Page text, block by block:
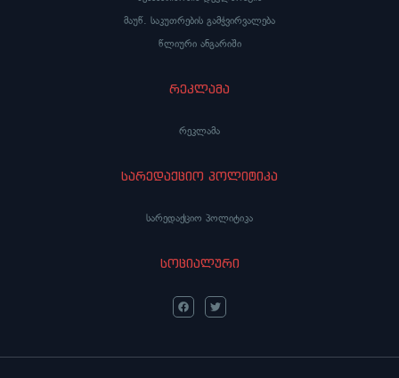
მაუწ. საკუთრების გამჭვირვალება
წლიური ანგარიში
რეკლამა
რეკლამა
სარედაქციო პოლიტიკა
სარედაქციო პოლიტიკა
სოციალური